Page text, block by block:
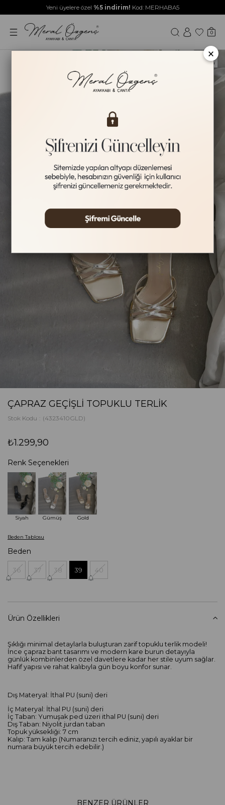
Yeni üyelere özel %5 indirim! Kod: MERHABA5
0
Yeni Ürün
ÇAPRAZ GEÇIŞLI TOPUKLU TERLIK
Stok Kodu (4323410GLD)
₺1.299,90
Renk Seçenekleri
Siyah Gümüş Gold
Beden Tablosu
Beden
36 37 38 39 40
Ürün Özellikleri
Şıklığı minimal detaylarla buluşturan zarif topuklu terlik modeli!
İnce çapraz bant tasarımı ve modern kare burun detayıyla
günlük kombinlerden özel davetlere kadar her stile uyum sağlar.
Hafif yapısı ve rahat kalıbıyla gün boyu konfor sunar.
Dış Materyal: İthal PU (suni) deri
İç Materyal: İthal PU (suni) deri
İç Taban: Yumuşak ped üzeri ithal PU (suni) deri
Dış Taban: Niyolit jurdan taban
Topuk yüksekliği: 7 cm
Kalıp: Tam kalıp (Numaranızı tercih ediniz, yapılı ayaklar bir
numara büyük tercih edebilir.)
×